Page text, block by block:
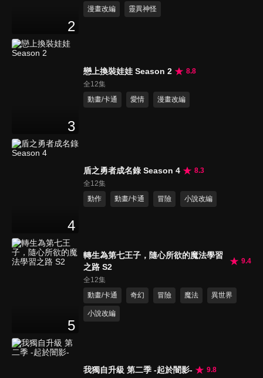
2
漫畫改編 靈異神怪
3
戀上換裝娃娃 Season 2
8.8
全12集
動畫/卡通
愛情 漫畫改編
4
盾之勇者成名錄 Season 4
8.3
全12集
動作
動畫/卡通 冒險 小說改編
5
轉生為第七王子，隨心所欲的魔法學習
之路 S2
9.4
全12集
動畫/卡通
奇幻 冒險 魔法 異世界
小說改編
我獨自升級 第二季 -起於闇影-
9.8